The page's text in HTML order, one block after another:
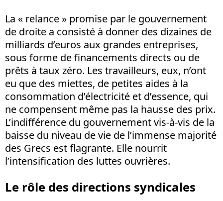
La « relance » promise par le gouvernement
de droite a consisté à donner des dizaines de
milliards d’euros aux grandes entreprises,
sous forme de financements directs ou de
prêts à taux zéro. Les travailleurs, eux, n’ont
eu que des miettes, de petites aides à la
consommation d’électricité et d’essence, qui
ne compensent même pas la hausse des prix.
L’indifférence du gouvernement vis-à-vis de la
baisse du niveau de vie de l’immense majorité
des Grecs est flagrante. Elle nourrit
l’intensification des luttes ouvrières.
Le rôle des directions syndicales